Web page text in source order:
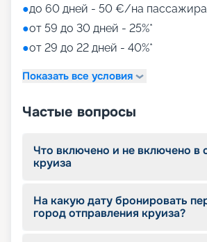
водными пушками, 3 водными
эффектами виртуальной
мини-гольф и теннис
7 бассейнов
детский внутренний комплекс,
●до 60 дней - 50 €/на пассажира
●от 59 до 30 дней - 25%*
●от 29 до 22 дней - 40%*
Показать все условия
Частые вопросы
Что включено и не включено в
круиза
На какую дату бронировать
город отправления круиза?